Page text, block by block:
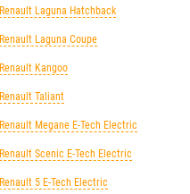
Renault Laguna Hatchback
Renault Laguna Coupe
Renault Kangoo
Renault Taliant
Renault Megane E-Tech Electric
Renault Scenic E-Tech Electric
Renault 5 E-Tech Electric